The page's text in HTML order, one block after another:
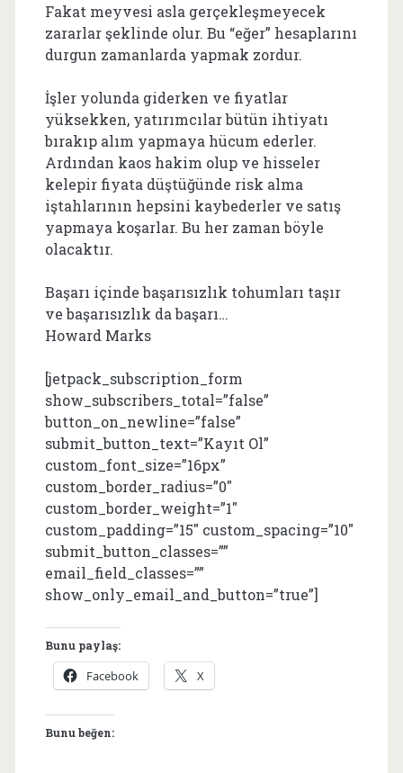
Fakat meyvesi asla gerçekleşmeyecek
zararlar şeklinde olur. Bu “eğer” hesaplarını
durgun zamanlarda yapmak zordur.
İşler yolunda giderken ve fiyatlar
yüksekken, yatırımcılar bütün ihtiyatı
bırakıp alım yapmaya hücum ederler.
Ardından kaos hakim olup ve hisseler
kelepir fiyata düştüğünde risk alma
iştahlarının hepsini kaybederler ve satış
yapmaya koşarlar. Bu her zaman böyle
olacaktır.
Başarı içinde başarısızlık tohumları taşır
ve başarısızlık da başarı…
Howard Marks
[jetpack_subscription_form
show_subscribers_total=”false”
button_on_newline=”false”
submit_button_text=”Kayıt Ol”
custom_font_size=”16px”
custom_border_radius=”0″
custom_border_weight=”1″
custom_padding=”15″ custom_spacing=”10″
submit_button_classes=””
email_field_classes=””
show_only_email_and_button=”true”]
Bunu paylaş:
Facebook X
Bunu beğen: